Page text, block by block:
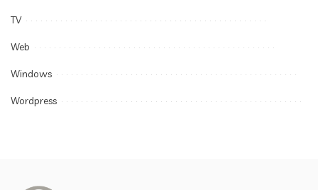
TV
Web
Windows
Wordpress